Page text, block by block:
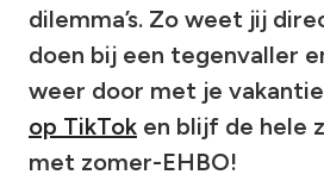
dilemma’s. Zo weet jij
doen bij een tegenvaller
weer door met je
op TikTok en blijf de hele
met zomer-EHBO!